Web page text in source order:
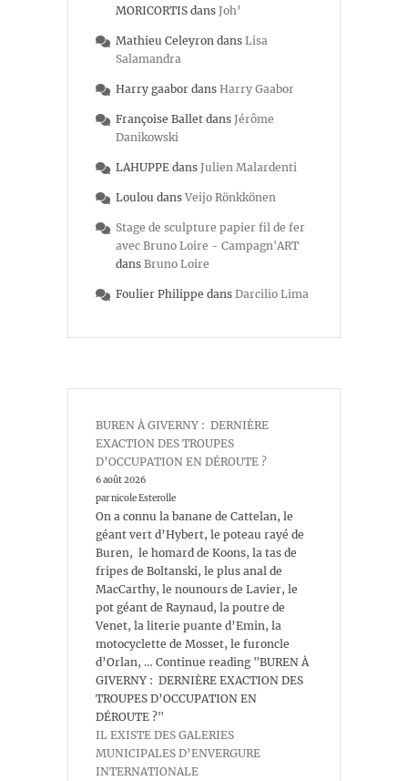
MORICORTIS dans Joh’
Mathieu Celeyron dans Lisa
Salamandra
Harry gaabor dans Harry Gaabor
Françoise Ballet dans Jérôme
Danikowski
LAHUPPE dans Julien Malardenti
Loulou dans Veijo Rönkkönen
Stage de sculpture papier fil de fer
avec Bruno Loire - Campagn'ART
dans Bruno Loire
Foulier Philippe dans Darcilio Lima
BUREN À GIVERNY : DERNIÈRE
EXACTION DES TROUPES
D’OCCUPATION EN DÉROUTE ?
6 août 2026
par nicole Esterolle
On a connu la banane de Cattelan, le
géant vert d’Hybert, le poteau rayé de
Buren, le homard de Koons, la tas de
fripes de Boltanski, le plus anal de
MacCarthy, le nounours de Lavier, le
pot géant de Raynaud, la poutre de
Venet, la literie puante d’Emin, la
motocyclette de Mosset, le furoncle
d’Orlan, … Continue reading "BUREN À
GIVERNY : DERNIÈRE EXACTION DES
TROUPES D’OCCUPATION EN
DÉROUTE ?"
IL EXISTE DES GALERIES
MUNICIPALES D’ENVERGURE
INTERNATIONALE